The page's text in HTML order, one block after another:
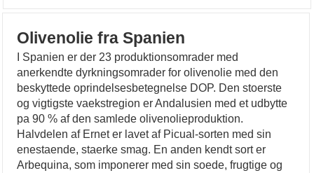
Olivenolie fra Spanien
I Spanien er der 23 produktionsomrader med
anerkendte dyrkningsomrader for olivenolie med den
beskyttede oprindelsesbetegnelse DOP. Den stoerste
og vigtigste vaekstregion er Andalusien med et udbytte
pa 90 % af den samlede olivenolieproduktion.
Halvdelen af Ernet er lavet af Picual-sorten med sin
enestaende, staerke smag. En anden kendt sort er
Arbequina, som imponerer med sin soede, frugtige og